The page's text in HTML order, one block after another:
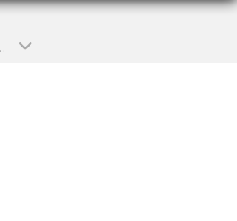
(SAISON 2021)